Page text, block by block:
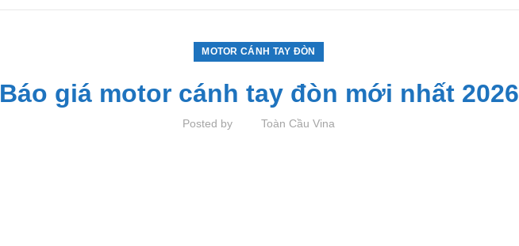
MOTOR CÁNH TAY ĐÒN
Báo giá motor cánh tay đòn mới nhất 2026
Posted by Toàn Cầu Vina